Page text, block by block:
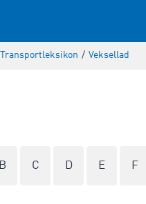
Transportleksikon / Veksellad
B C D E F